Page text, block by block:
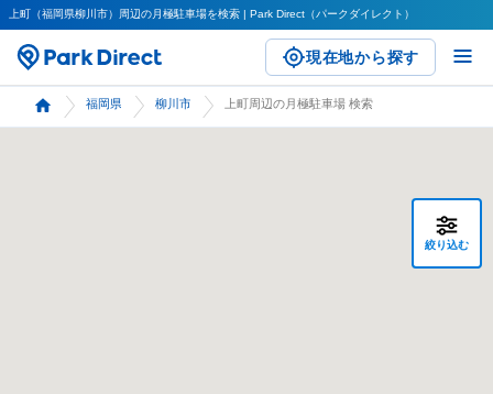
上町（福岡県柳川市）周辺の月極駐車場を検索 | Park Direct（パークダイレクト）
現在地から探す
福岡県 柳川市 上町周辺の月極駐車場 検索
絞り込む